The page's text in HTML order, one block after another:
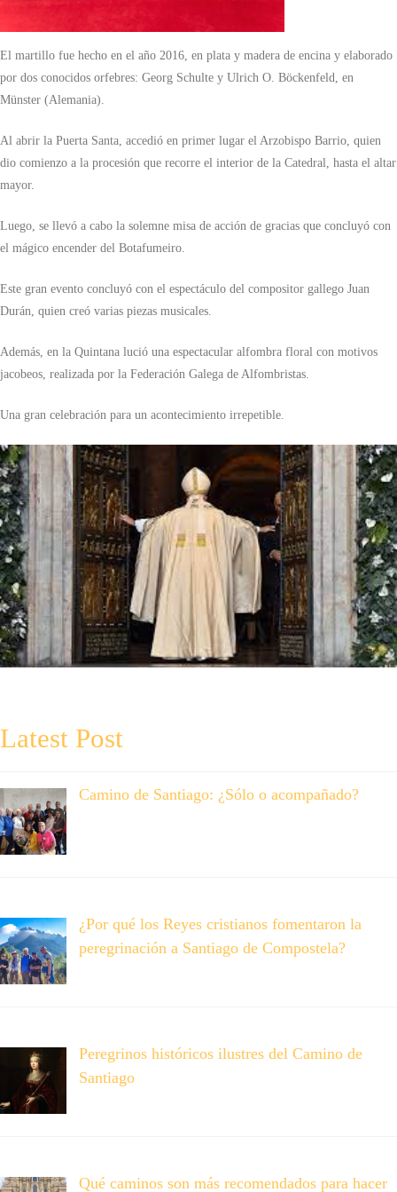
El martillo fue hecho en el año 2016, en plata y madera de encina y elaborado
por dos conocidos orfebres: Georg Schulte y Ulrich O. Böckenfeld, en
Münster (Alemania).
Al abrir la Puerta Santa, accedió en primer lugar el Arzobispo Barrio, quien
dio comienzo a la procesión que recorre el interior de la Catedral, hasta el altar
mayor.
Luego, se llevó a cabo la solemne misa de acción de gracias que concluyó con
el mágico encender del Botafumeiro.
Este gran evento concluyó con el espectáculo del compositor gallego Juan
Durán, quien creó varias piezas musicales.
Además, en la Quintana lució una espectacular alfombra floral con motivos
jacobeos, realizada por la Federación Galega de Alfombristas.
Una gran celebración para un acontecimiento irrepetible.
Latest Post
Camino de Santiago: ¿Sólo o acompañado?
¿Por qué los Reyes cristianos fomentaron la
peregrinación a Santiago de Compostela?
Peregrinos históricos ilustres del Camino de
Santiago
Qué caminos son más recomendados para hacer